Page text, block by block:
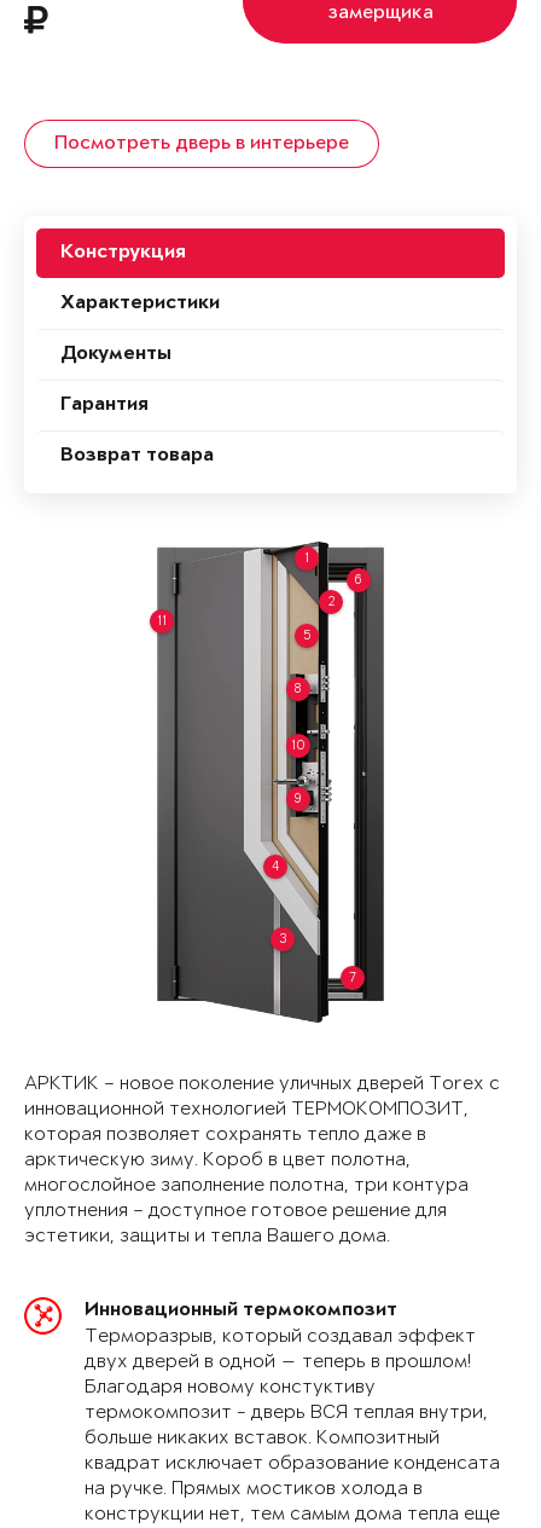
замерщика
Посмотреть дверь в интерьере
Конструкция
Характеристики
Документы
Гарантия
Возврат товара
1
2
3
4
5
6
7
8
9
10
11
АРКТИК – новое поколение уличных дверей Torex с
инновационной технологией ТЕРМОКОМПОЗИТ,
которая позволяет сохранять тепло даже в
арктическую зиму. Короб в цвет полотна,
многослойное заполнение полотна, три контура
уплотнения – доступное готовое решение для
эстетики, защиты и тепла Вашего дома.
Инновационный термокомпозит
Терморазрыв, который создавал эффект
двух дверей в одной — теперь в прошлом!
Благодаря новому констуктиву
термокомпозит - дверь ВСЯ теплая внутри,
больше никаких вставок. Композитный
квадрат исключает образование конденсата
на ручке. Прямых мостиков холода в
конструкции нет, тем самым дома тепла еще